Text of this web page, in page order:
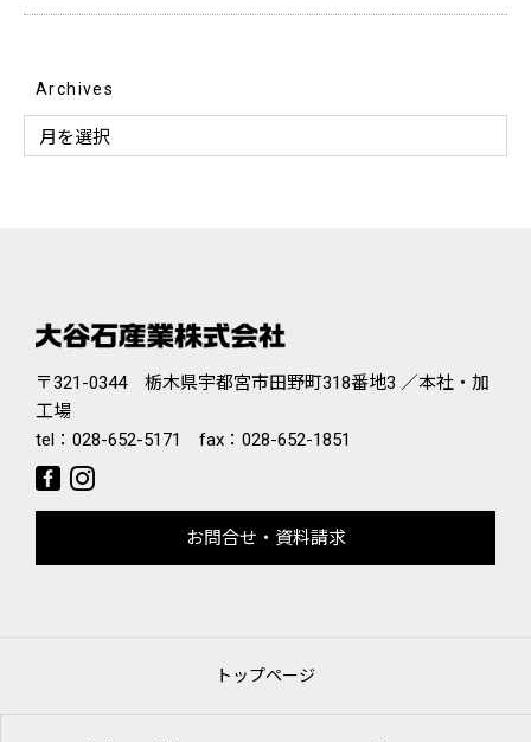
Archives
〒321-0344 栃木県宇都宮市田野町318番地3 ／本社・加
工場
tel： 028-652-5171 fax：028-652-1851
お問合せ・資料請求
トップページ